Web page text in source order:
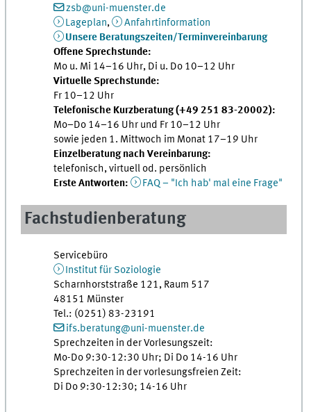
zsb@uni-muenster.de
Lageplan,
Anfahrtinformation
Unsere Beratungszeiten/Terminvereinbarung
Offene Sprechstunde:
Mo u. Mi 14–16 Uhr, Di u. Do 10–12 Uhr
Virtuelle Sprechstunde:
Fr 10–12 Uhr
Telefonische Kurzberatung (+49 251 83-20002):
Mo–Do 14–16 Uhr und Fr 10–12 Uhr
sowie jeden 1. Mittwoch im Monat 17–19 Uhr
Einzelberatung nach Vereinbarung:
telefonisch, virtuell od. persönlich
Erste Antworten:
FAQ – "Ich hab' mal eine Frage"
Fachstudienberatung
Servicebüro
Institut für Soziologie
Scharnhorststraße 121, Raum 517
48151 Münster
Tel.: (0251) 83-23191
ifs.beratung@uni-muenster.de
Sprechzeiten in der Vorlesungszeit:
Mo-Do 9:30-12:30 Uhr; Di Do 14-16 Uhr
Sprechzeiten in der vorlesungsfreien Zeit:
Di Do 9:30-12:30; 14-16 Uhr